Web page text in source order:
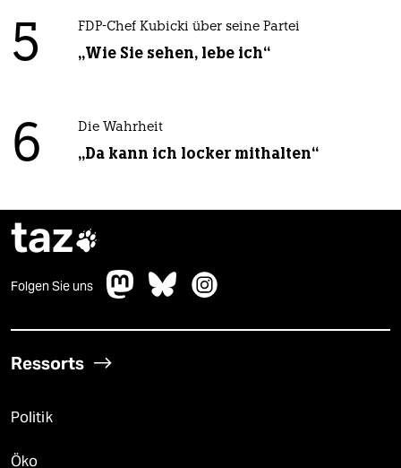
5 FDP-Chef Kubicki über seine Partei
„Wie Sie sehen, lebe ich“
6 Die Wahrheit
„Da kann ich locker mithalten“
taz
Folgen Sie uns
Ressorts
Politik
Öko